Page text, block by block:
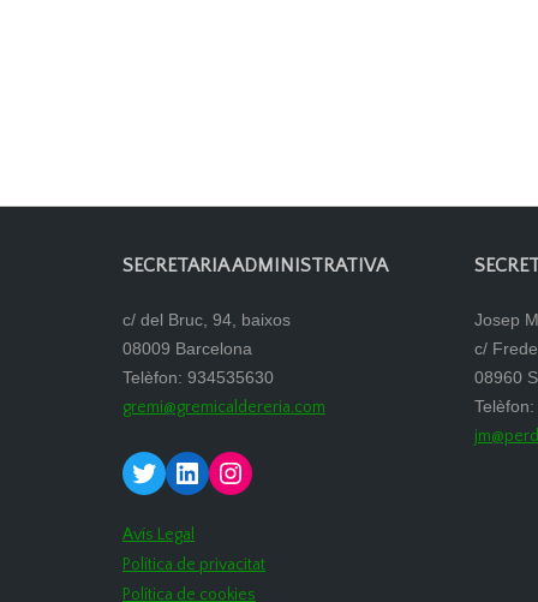
SECRETARIA ADMINISTRATIVA
c/ del Bruc, 94, baixos
08009 Barcelona
Telèfon: 934535630
gremi@gremicaldereria.com
TwitterLinkedInInstagram
Avís Legal
Política de privacitat
Política de cookies
Josep
c/
08960